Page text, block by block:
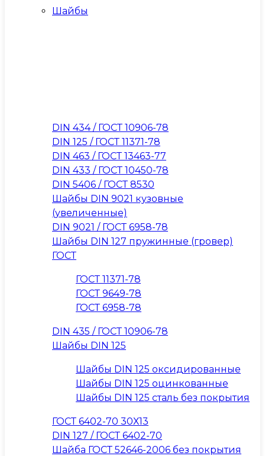
Шайбы
DIN 434 / ГОСТ 10906-78
DIN 125 / ГОСТ 11371-78
DIN 463 / ГОСТ 13463-77
DIN 433 / ГОСТ 10450-78
DIN 5406 / ГОСТ 8530
Шайбы DIN 9021 кузовные
(увеличенные)
DIN 9021 / ГОСТ 6958-78
Шайбы DIN 127 пружинные (гровер)
ГОСТ
ГОСТ 11371-78
ГОСТ 9649-78
ГОСТ 6958-78
DIN 435 / ГОСТ 10906-78
Шайбы DIN 125
Шайбы DIN 125 оксидированные
Шайбы DIN 125 оцинкованные
Шайбы DIN 125 сталь без покрытия
ГОСТ 6402-70 30Х13
DIN 127 / ГОСТ 6402-70
Шайба ГОСТ 52646-2006 без покрытия